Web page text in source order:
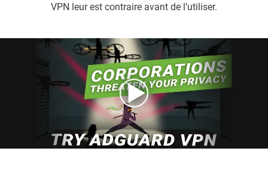
VPN leur est contraire avant de l’utiliser.